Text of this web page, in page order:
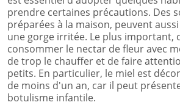
prendre certaines précautions. Des
préparées à la maison, peuvent
une gorge irritée. Le plus important,
consommer le nectar de fleur avec
de trop le chauffer et de faire
petits. En particulier, le miel est
de moins d'un an, car il peut
botulisme infantile.